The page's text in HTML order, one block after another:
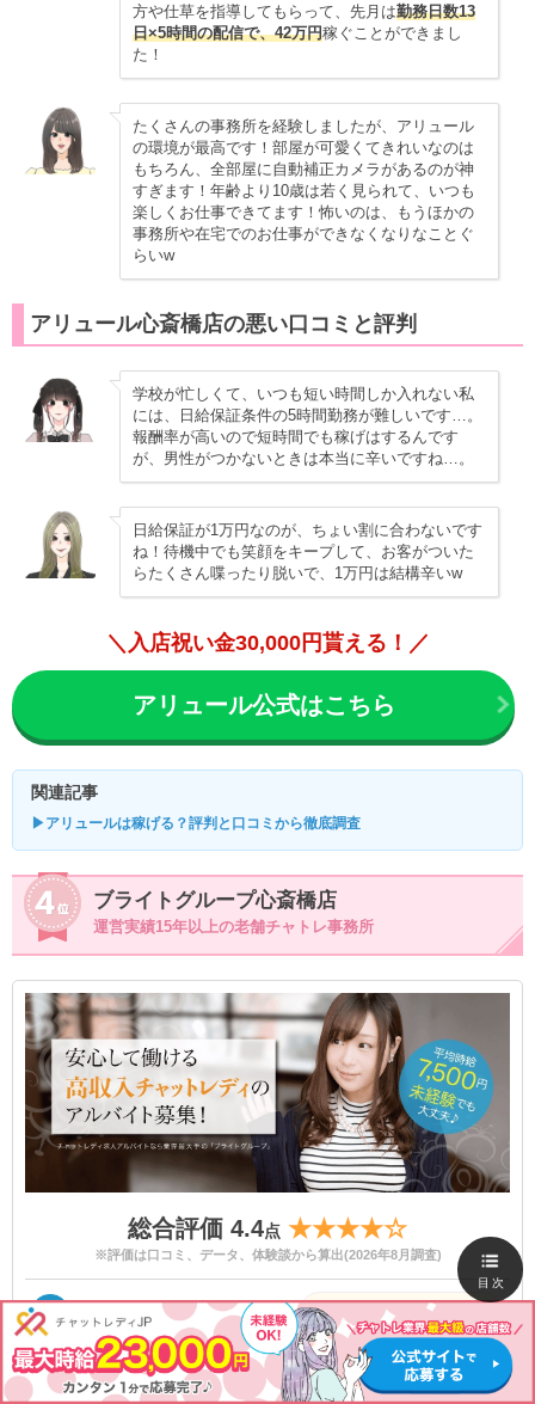
方や仕草を指導してもらって、先月は勤務日数13
日×5時間の配信で、42万円稼ぐことができまし
た！
たくさんの事務所を経験しましたが、アリュール
の環境が最高です！部屋が可愛くてきれいなのは
もちろん、全部屋に自動補正カメラがあるのが神
すぎます！年齢より10歳は若く見られて、いつも
楽しくお仕事できてます！怖いのは、もうほかの
事務所や在宅でのお仕事ができなくなりなことぐ
らいw
アリュール心斎橋店の悪い口コミと評判
学校が忙しくて、いつも短い時間しか入れない私
には、日給保証条件の5時間勤務が難しいです…。
報酬率が高いので短時間でも稼げはするんです
が、男性がつかないときは本当に辛いですね…。
日給保証が1万円なのが、ちょい割に合わないです
ね！待機中でも笑顔をキープして、お客がついた
らたくさん喋ったり脱いで、1万円は結構辛いw
＼入店祝い金30,000円貰える！／
アリュール公式はこちら
関連記事
▶アリュールは稼げる？評判と口コミから徹底調査
ブライトグループ心斎橋店
運営実績15年以上の老舗チャトレ事務所
総合評価 4.4点 ★★★★☆
※評価は口コミ、データ、体験談から算出(2026年8月調査)
稼ぎやすさ ★★★★☆
グループでの平均時給は4,000円～7,500円は業界でも高値。
在宅も可能なので稼ぎやすい。
目次